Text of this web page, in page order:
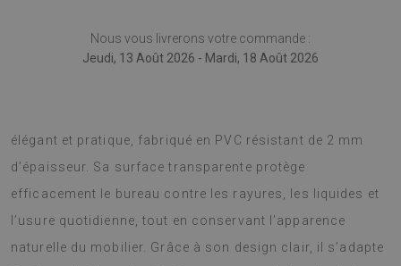
Nous vous livrerons votre commande :
Jeudi, 13 Août 2026 - Mardi, 18 Août 2026
élégant et pratique, fabriqué en PVC résistant de 2 mm
d’épaisseur. Sa surface transparente protège
efficacement le bureau contre les rayures, les liquides et
l’usure quotidienne, tout en conservant l’apparence
naturelle du mobilier. Grâce à son design clair, il s’adapte